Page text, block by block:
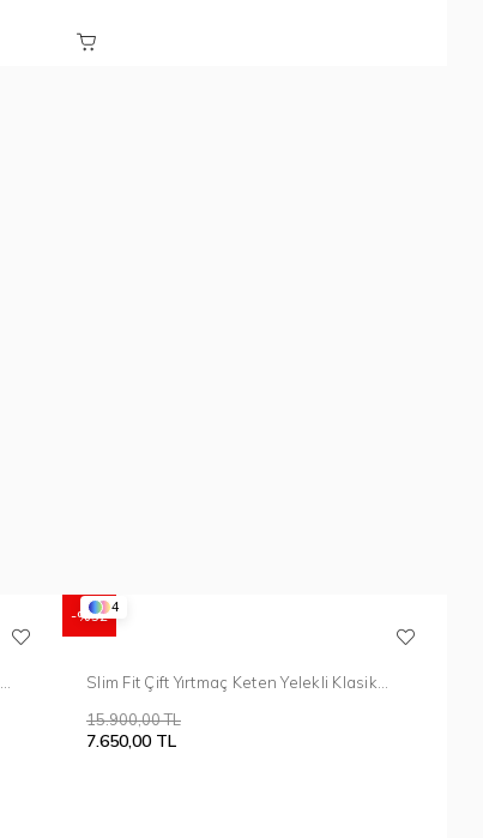
4
Slim Fit Çift Yırtmaç Keten Yelekli Klasik
7.650,00 TL
15.900,00 TL
%52